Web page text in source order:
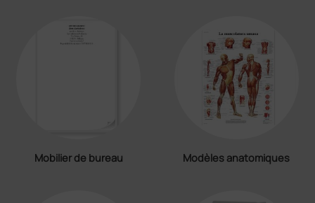
Mobilier de bureau Modèles anatomiques